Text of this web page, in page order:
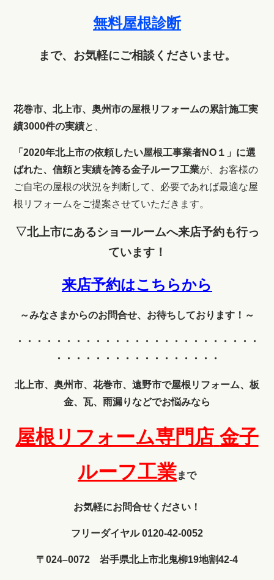
無料屋根診断
まで、お気軽にご相談くださいませ。
花巻市、北上市、奥州市の屋根リフォームの累計施工実
績3000件の実績と、
「2020年北上市の依頼したい屋根工事業者NO１」に選
ばれた、信頼と実績を誇る金子ルーフ工業が、お客様の
ご自宅の屋根の状況を判断して、 必要であれば最適な屋
根リフォームをご提案させていただきます。
▽北上市にあるショールームへ来店予約も行っ
ています！
来店予約はこちらから
～みなさまからのお問合せ、お待ちしております！～
・・・・・・・・・・・・
・・・・・・・・・・・・・
・・・・・・・・・・・・・・・・・
北上市、奥州市、花巻市、遠野市で屋根リフォーム、板
金、瓦、雨漏りなどでお悩みなら
屋根リフォーム専門店 金子
ルーフ工業まで
お気軽にお問合せください！
フリーダイヤル 0120-42-0052
〒024–0072 岩手県北上市北鬼柳19地割42-4